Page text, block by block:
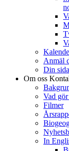
Anmäl
Din sida
Om oss
Vad
Filmer
In